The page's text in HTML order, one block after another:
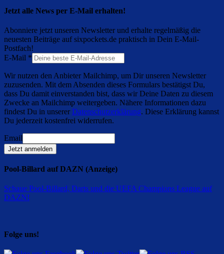
Jetzt alle News per E-Mail erhalten!
Abonniere jetzt unseren Newsletter und erhalte regelmäßig die
neuesten Beiträge auf sixpockets.de praktisch in Dein E-Mail-
Postfach!
E-Mail *
Wir nutzen den Anbieter Mailchimp, um Dir unseren Newsletter
zuzusenden. Mit dem Absenden dieses Formulars bestätigst Du,
dass Du damit einverstanden bist, dass wir Deine Daten zu diesem
Zwecke an Mailchimp weitergeben. Nähere Informationen dazu
findest Du in unsererDatenschutzerklärung. Diese Erklärung kannst
Du jederzeit kostenfrei widerrufen.
Email
Jetzt anmelden
Pool-Billard auf DAZN (Anzeige)
Schaue Pool-Billard, Darts und die UEFA Champions League auf
DAZN!
Folge uns!